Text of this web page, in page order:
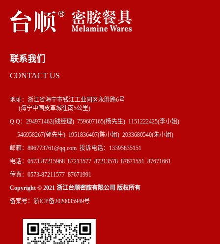
联系我们
CONTACT US
地址：浙江省海宁市钱江工业园区永胜路6号
(海宁中国皮革城往南5公里)
Q Q：294971462(钱经理) 759607165(杨先生) 1151222425(李小姐)
546958267(郭先生) 1951836407(陈小姐) 2033680540(朱小姐)
邮箱：896773761@qq.com 投诉电话：13395835151
电话：0573-87215968 87213577 87213578 87671551 87671661
传真：0573-87211577 87671991
Copyright © 2021 浙江台顺密胺有限公司 版权所有
备案号：浙ICP备2020035949号